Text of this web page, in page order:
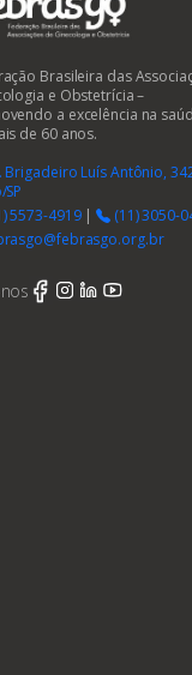
Brasileira das
e Obstetrícia –
a excelência na
de 60 anos.
Brigadeiro Luís Antônio,
5573-4919|
(11) 3050-